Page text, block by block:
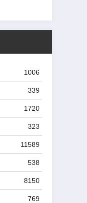
1006
339
1720
323
11589
538
8150
769